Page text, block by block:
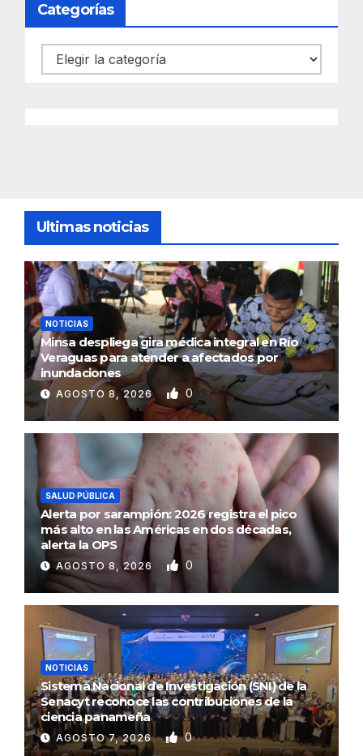
Categorías
Categorías
Ultimas noticias
NOTICIAS
Minsa despliega gira médica integral en Río
Veraguas para atender a afectados por
inundaciones
AGOSTO 8, 2026 0
SALUD PÚBLICA
Alerta por sarampión: 2026 registra el pico
más alto en las Américas en dos décadas,
alerta la OPS
AGOSTO 8, 2026 0
NOTICIAS
Sistema Nacional de Investigación (SNI) de la
Senacyt reconoce las contribuciones de la
ciencia panameña
AGOSTO 7, 2026 0